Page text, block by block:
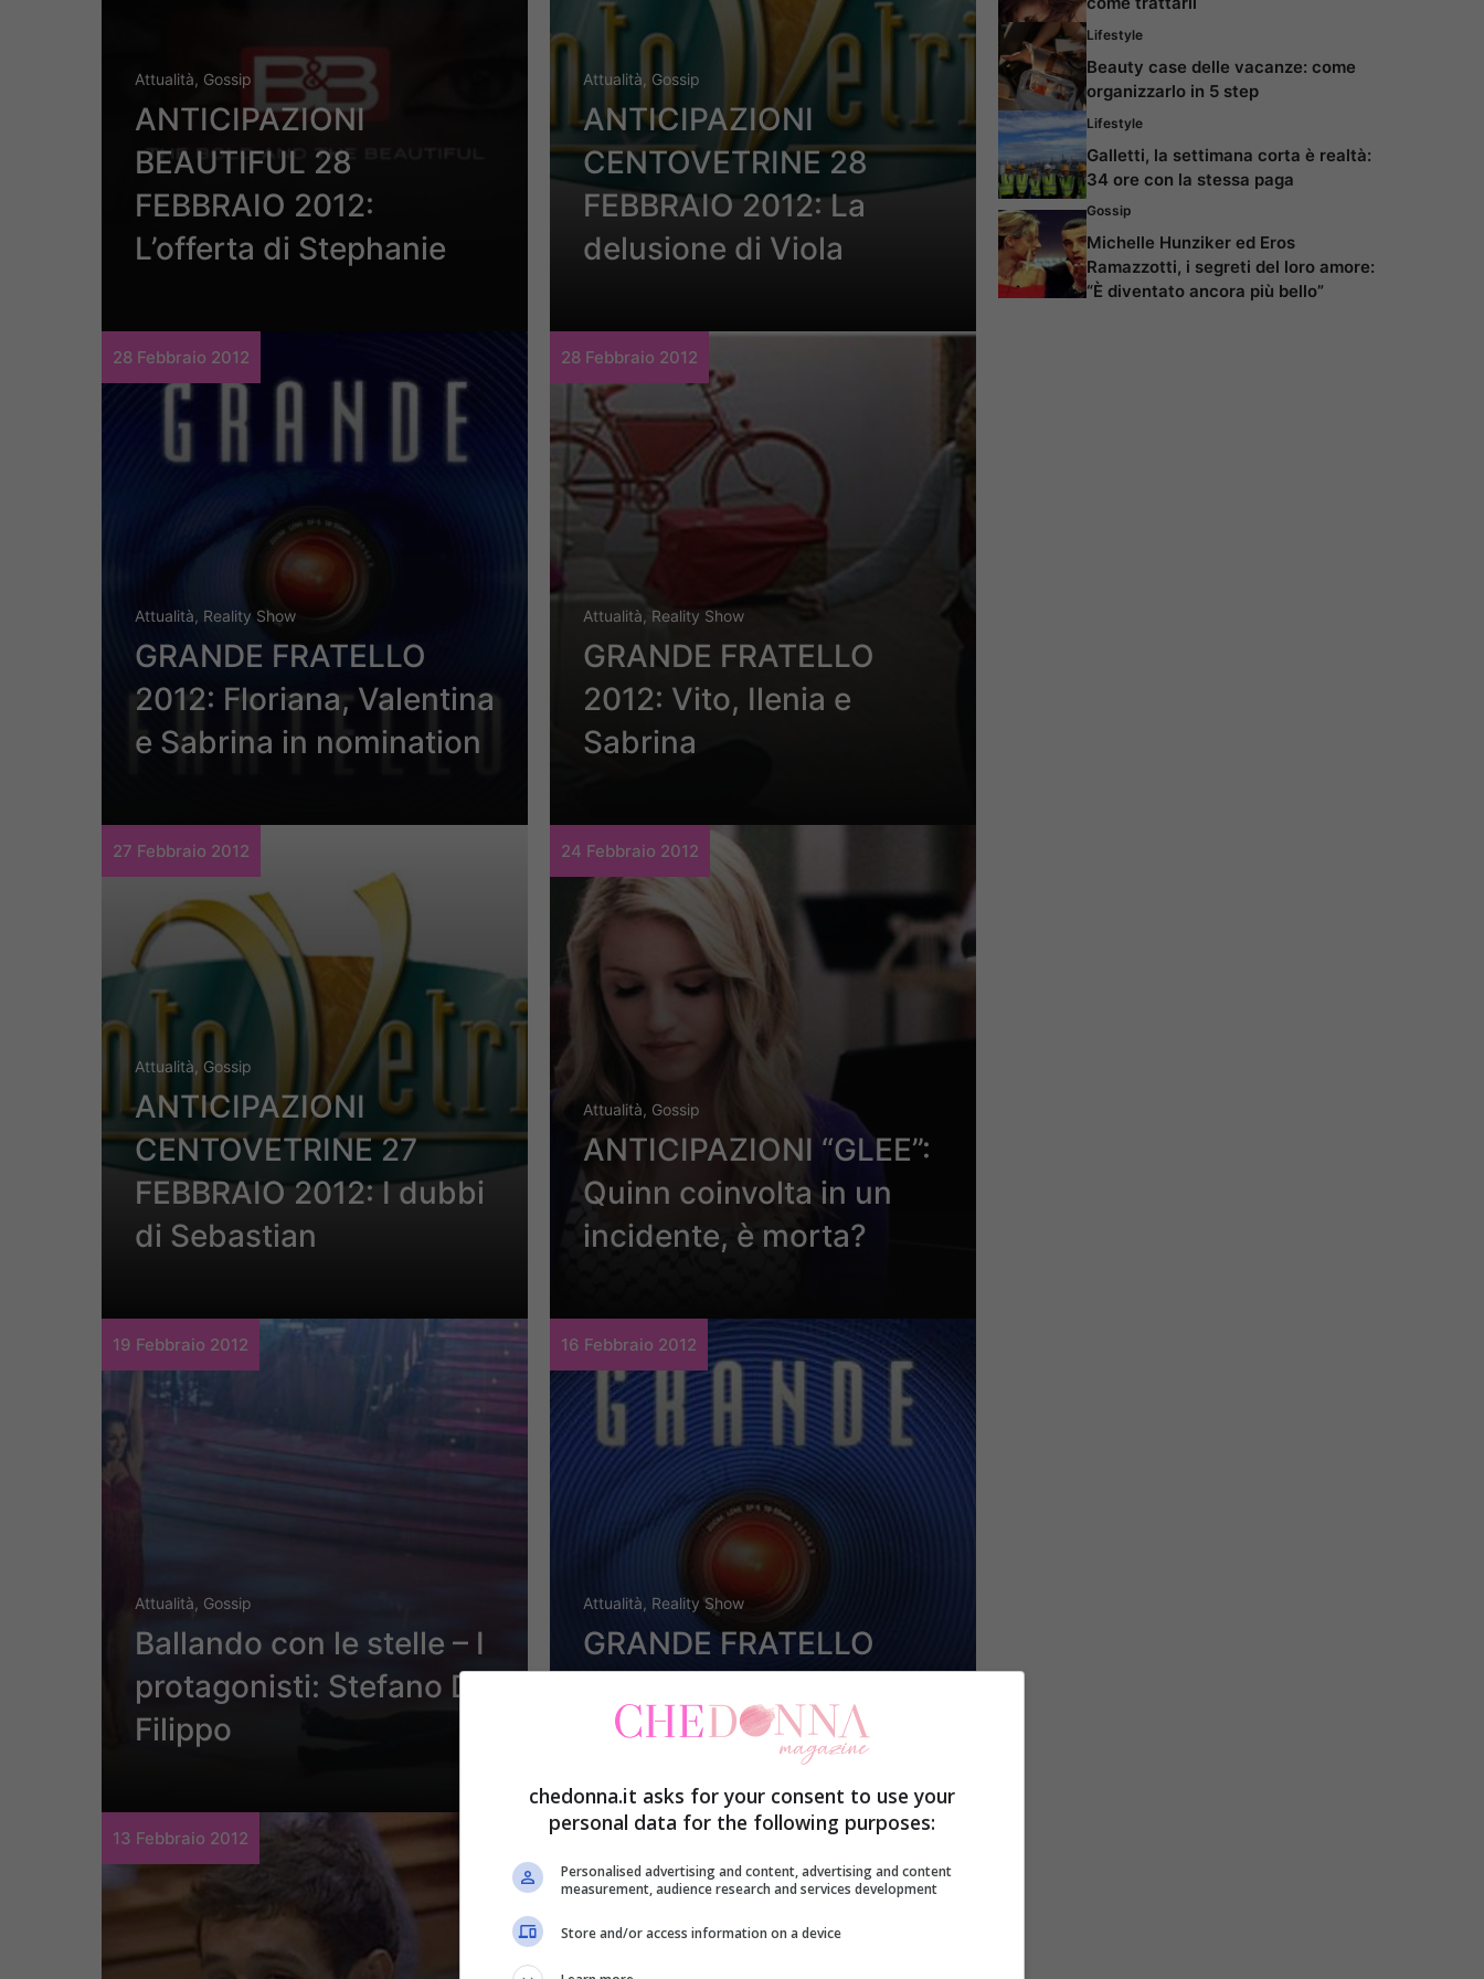
Attualità, Gossip
ANTICIPAZIONI
BEAUTIFUL 28
FEBBRAIO 2012:
L’offerta di Stephanie
Attualità, Gossip
ANTICIPAZIONI
CENTOVETRINE 28
FEBBRAIO 2012: La
delusione di Viola
28 Febbraio 2012
Attualità, Reality Show
GRANDE FRATELLO
2012: Floriana, Valentina
e Sabrina in nomination
28 Febbraio 2012
Attualità, Reality Show
GRANDE FRATELLO
2012: Vito, Ilenia e
Sabrina
27 Febbraio 2012
Attualità, Gossip
ANTICIPAZIONI
CENTOVETRINE 27
FEBBRAIO 2012: I dubbi
di Sebastian
24 Febbraio 2012
Attualità, Gossip
ANTICIPAZIONI “GLEE”:
Quinn coinvolta in un
incidente, è morta?
19 Febbraio 2012
Attualità, Gossip
Ballando con le stelle – I
protagonisti: Stefano Di
Filippo
16 Febbraio 2012
Attualità, Reality Show
GRANDE FRATELLO
dei tre ex-gieffini
13 Febbraio 2012
Lifestyle
Beauty case delle vacanze: come
organizzarlo in 5 step
Lifestyle
Galletti, la settimana corta è realtà:
34 ore con la stessa paga
Gossip
Michelle Hunziker ed Eros
Ramazzotti, i segreti del loro amore:
“È diventato ancora più bello”
chedonna.it asks for your consent to use your
personal data for the following purposes:
Personalised advertising and content, advertising and content
measurement, audience research and services development
Store and/or access information on a device